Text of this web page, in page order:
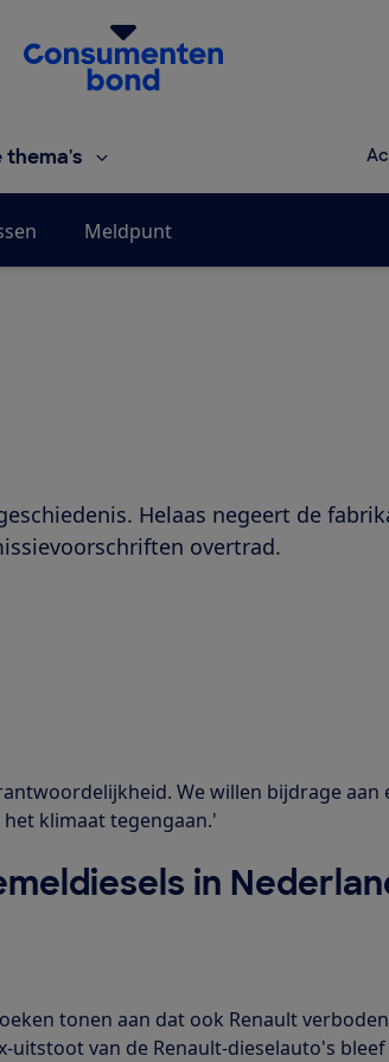
Homepage van de Consumentenbond
thema's
Meldpunt
Helaas negeert de
overtrad.
We willen bijdrage aan
klimaat tegengaan.'
in
tonen aan dat ook Renault verboden
van de Renault-dieselauto's bleef